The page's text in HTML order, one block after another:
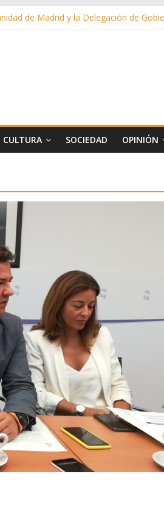
de Madrid y la Delegación de
Taurina 2026
CULTURA SOCIEDAD OPINIÓN